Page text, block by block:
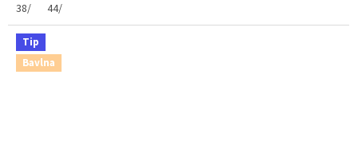
38/
44/
Tip
Bavlna